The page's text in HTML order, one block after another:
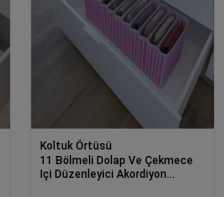
Koltuk Örtüsü
11 Bölmeli Dolap Ve Çekmece
Içi Düzenleyici Akordiyon